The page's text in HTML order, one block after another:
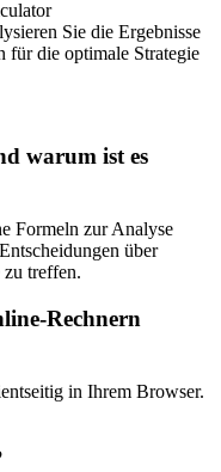
Sie die Ergebnisse
für die optimale Strategie
warum ist es
Formeln zur Analyse
über
zu treffen.
Rechnern
in Ihrem Browser.